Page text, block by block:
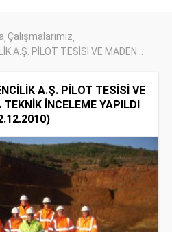
Çalışmalarımız
A.Ş. PİLOT TESİSİ VE MADEN...
A.Ş. PİLOT TESİSİ VE
İNCELEME YAPILDI